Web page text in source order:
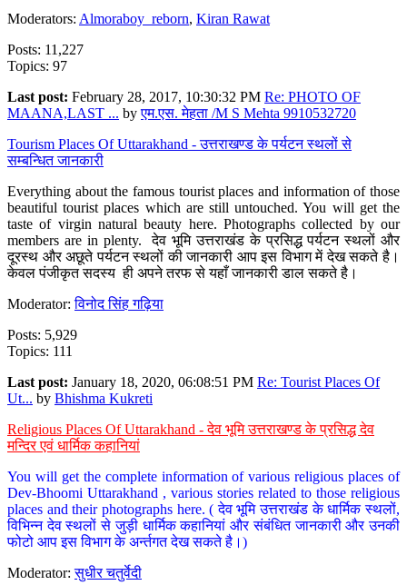
Moderators: Almoraboy_reborn, Kiran Rawat
Posts: 11,227
Topics: 97
Last post: February 28, 2017, 10:30:32 PM Re: PHOTO OF
MAANA,LAST ... byएम.एस. मेहता /M S Mehta 9910532720
Tourism Places Of Uttarakhand - उत्तराखण्ड के पर्यटन स्थलों से
सम्बन्धित जानकारी
Everything about the famous tourist places and information of those
beautiful tourist places which are still untouched. You will get the
taste of virgin natural beauty here. Photographs collected by our
members are in plenty. देव भूमि उत्तराखंड के प्रसिद्ध पर्यटन स्थलों और
दूरस्थ और अछूते पर्यटन स्थलों की जानकारी आप इस विभाग में देख सकते है।
केवल पंजीकृत सदस्य ही अपने तरफ से यहाँ जानकारी डाल सकते है।
Moderator:विनोद सिंह गढ़िया
Posts: 5,929
Topics: 111
Last post: January 18, 2020, 06:08:51 PM Re: Tourist Places Of
Ut... by Bhishma Kukreti
Religious Places Of Uttarakhand - देव भूमि उत्तराखण्ड के प्रसिद्ध देव
मन्दिर एवं धार्मिक कहानियां
You will get the complete information of various religious places of
Dev-Bhoomi Uttarakhand , various stories related to those religious
places and their photographs here. ( देव भूमि उत्तराखंड के धार्मिक स्थलों,
विभिन्न देव स्थलों से जुड़ी धार्मिक कहानियां और संबंधित जानकारी और उनकी
फोटो आप इस विभाग के अर्न्तगत देख सकते है।)
Moderator:सुधीर चतुर्वेदी